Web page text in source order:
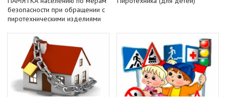
безопасности при обращении с
пиротехническими изделиями